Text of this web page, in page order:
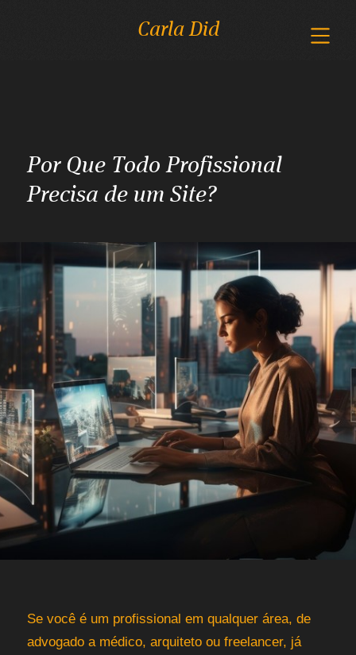
Carla Did
Por Que Todo Profissional
Precisa de um Site?
Se você é um profissional em qualquer área, de
advogado a médico, arquiteto ou freelancer, já